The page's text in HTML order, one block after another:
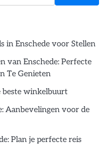
in Enschede voor Stellen
van Enschede: Perfecte
Te Genieten
beste winkelbuurt
Aanbevelingen voor de
Plan je perfecte reis